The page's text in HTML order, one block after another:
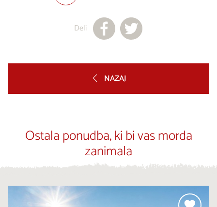
Deli
NAZAJ
Ostala ponudba, ki bi vas morda
zanimala